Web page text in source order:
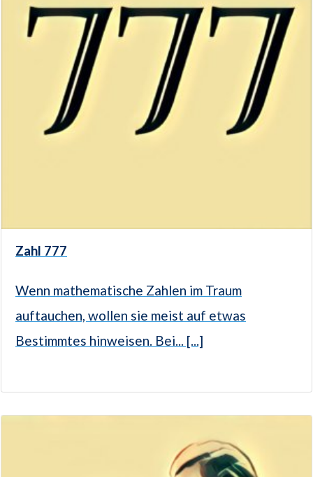
Zahl 777
Wenn mathematische Zahlen im Traum
auftauchen, wollen sie meist auf etwas
Bestimmtes hinweisen. Bei... [...]